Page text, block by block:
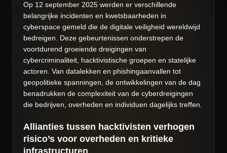
Op 12 september 2025 werden er verschillende
belangrijke incidenten en kwetsbaarheden in
cyberspace gemeld die de digitale veiligheid wereldwijd
bedreigen. Deze gebeurtenissen onderstrepen de
voortdurend groeiende dreigingen van
cybercriminaliteit, hacktivistische groepen en statelijke
actoren. Van datalekken en phishingaanvallen tot
geopolitieke spanningen, de ontwikkelingen van de dag
benadrukken de complexiteit van de cyberdreigingen
die bedrijven, overheden en individuen dagelijks treffen.
Allianties tussen hacktivisten verhogen
risico’s voor overheden en kritieke